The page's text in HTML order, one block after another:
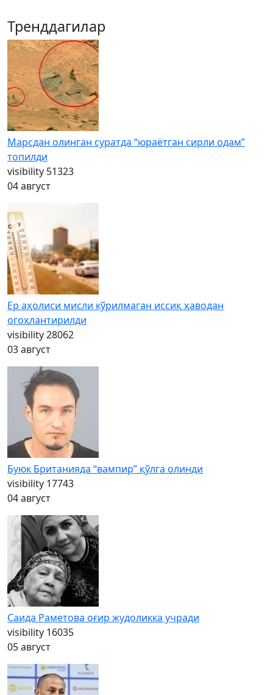
Тренддагилар
Марсдан олинган суратда “юраётган сирли одам”
топилди
visibility 51323
04 август
Ер аҳолиси мисли кўрилмаган иссиқ ҳаводан
огоҳлантирилди
visibility28062
03 август
Буюк Британияда “вампир” қўлга олинди
visibility 17743
04 август
Саида Раметова оғир жудоликка учради
visibility 16035
05 август